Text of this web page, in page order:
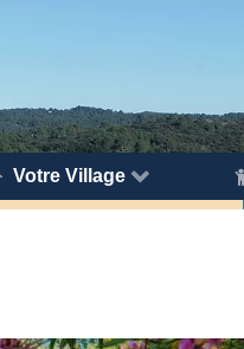
Votre Village